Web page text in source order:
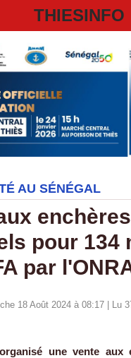
THIESINFO
AU SÉNÉGAL
pour 134
par
18 Août 2024 à 08:17 | Lu
une vente aux